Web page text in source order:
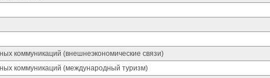
коммуникаций (внешнеэкономические связи)
коммуникаций (международный туризм)